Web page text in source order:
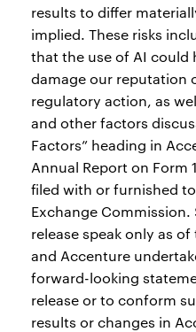
results to differ
implied. These risks
that the use of AI could
damage our reputation
regulatory action, as
and other factors
Factors” heading in
Annual Report on Form
filed with or furnished
Exchange
release speak only as
and Accenture
forward-looking
release or to conform
results or changes in